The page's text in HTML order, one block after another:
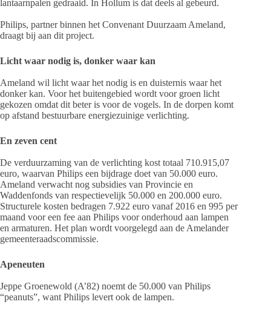
lantaarnpalen gedraaid. In Hollum is dat deels al gebeurd.
Philips, partner binnen het Convenant Duurzaam Ameland,
draagt bij aan dit project.
Licht waar nodig is, donker waar kan
Ameland wil licht waar het nodig is en duisternis waar het
donker kan. Voor het buitengebied wordt voor groen licht
gekozen omdat dit beter is voor de vogels. In de dorpen komt
op afstand bestuurbare energiezuinige verlichting.
En zeven cent
De verduurzaming van de verlichting kost totaal 710.915,07
euro, waarvan Philips een bijdrage doet van 50.000 euro.
Ameland verwacht nog subsidies van Provincie en
Waddenfonds van respectievelijk 50.000 en 200.000 euro.
Structurele kosten bedragen 7.922 euro vanaf 2016 en 995 per
maand voor een fee aan Philips voor onderhoud aan lampen
en armaturen. Het plan wordt voorgelegd aan de Amelander
gemeenteraadscommissie.
Apeneuten
Jeppe Groenewold (A’82) noemt de 50.000 van Philips
“peanuts”, want Philips levert ook de lampen.